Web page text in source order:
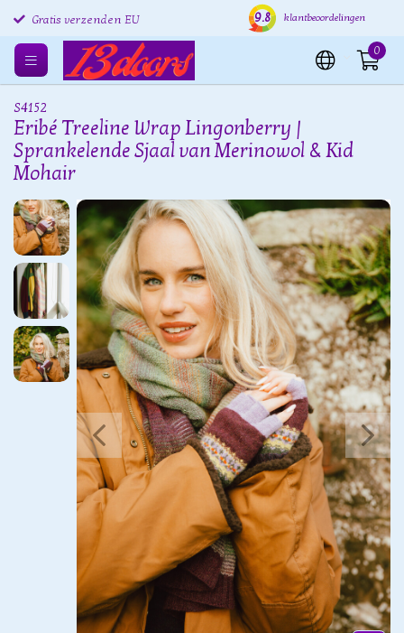
Gratis retourneren EU Verzending binnen 24 uur
9.8 klantbeoordelingen
0
S4152
Eribé Treeline Wrap Lingonberry |
Sprankelende Sjaal van Merinowol & Kid
Mohair